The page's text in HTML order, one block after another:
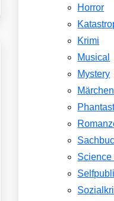
Horror
Krimi
Musical
Mystery
Märchen
Science